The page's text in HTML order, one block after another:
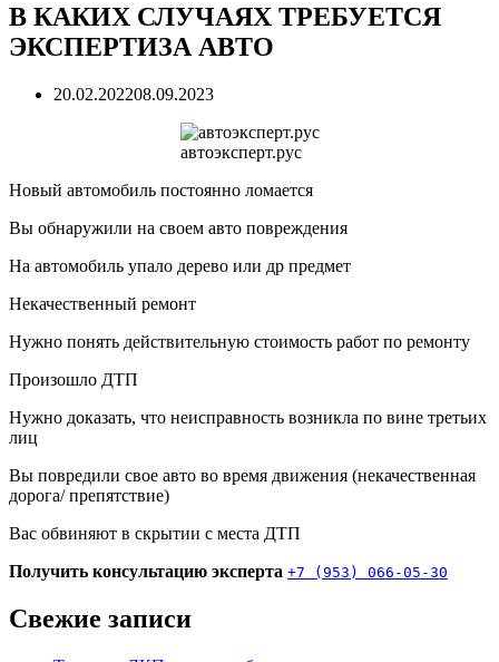
В КАКИХ СЛУЧАЯХ ТРЕБУЕТСЯ
ЭКСПЕРТИЗА АВТО
20.02.202208.09.2023
автоэксперт.рус
Новый автомобиль постоянно ломается
Вы обнаружили на своем авто повреждения
На автомобиль упало дерево или др предмет
Некачественный ремонт
Нужно понять действительную стоимость работ по ремонту
Произошло ДТП
Нужно доказать, что неисправность возникла по вине третьих
лиц
Вы повредили свое авто во время движения (некачественная
дорога/ препятствие)
Вас обвиняют в скрытии с места ДТП
Получить консультацию эксперта +7 (953) 066-05-30
Свежие записи